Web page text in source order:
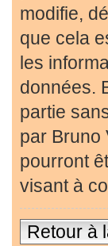
modifie,
que cela
les
données.
partie
par Bruno
pourront
visant à
Retour à